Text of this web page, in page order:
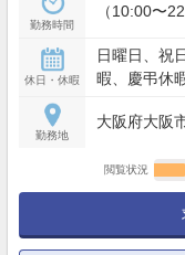
勤務時間
（10:00〜
休日・休暇
日曜日、祝
暇、慶弔休
勤務地
大阪府大阪
閲覧状況